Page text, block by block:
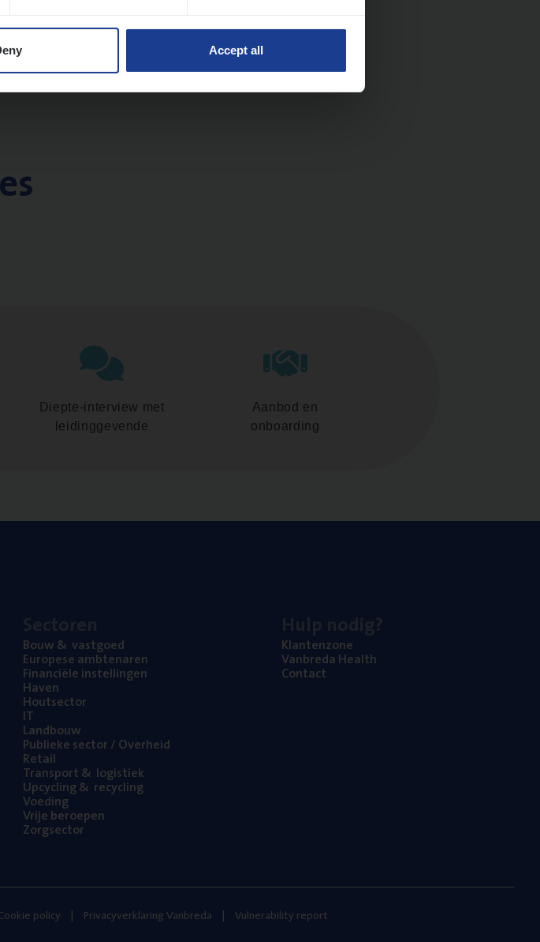
Accept all
Diepte-interview met
leidinggevende
Aanbod en
onboarding
Bouw& vastgoed
Euro­pe­se ambtenaren
Finan­ci­ë­le instellingen
Haven
Hout­sec­tor
IT
Land­bouw
Publie­ke sec­tor / Overheid
Retail
Trans­port& logistiek
Upcy­cling& recycling
Voe­ding
Vrije beroe­pen
Zorg­sec­tor
Klan­ten­zo­ne
Van­b­re­da Health
Con­tact
policy Privacyverklaring Vanbreda Vulnerability report